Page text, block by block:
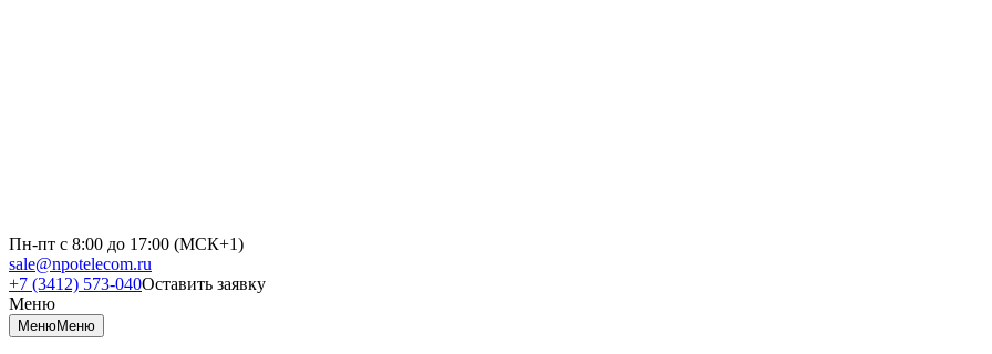
Пн-пт с 8:00 до 17:00 (МСК+1)
sale@npotelecom.ru
+7 (3412) 573-040Оставить заявку
Меню
МенюМеню